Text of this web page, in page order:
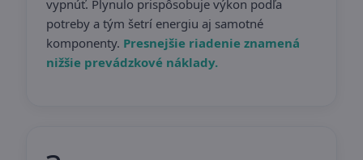
vypnúť. Plynulo prispôsobuje výkon podľa
potreby a tým šetrí energiu aj samotné
komponenty. Presnejšie riadenie znamená
nižšie prevádzkové náklady.